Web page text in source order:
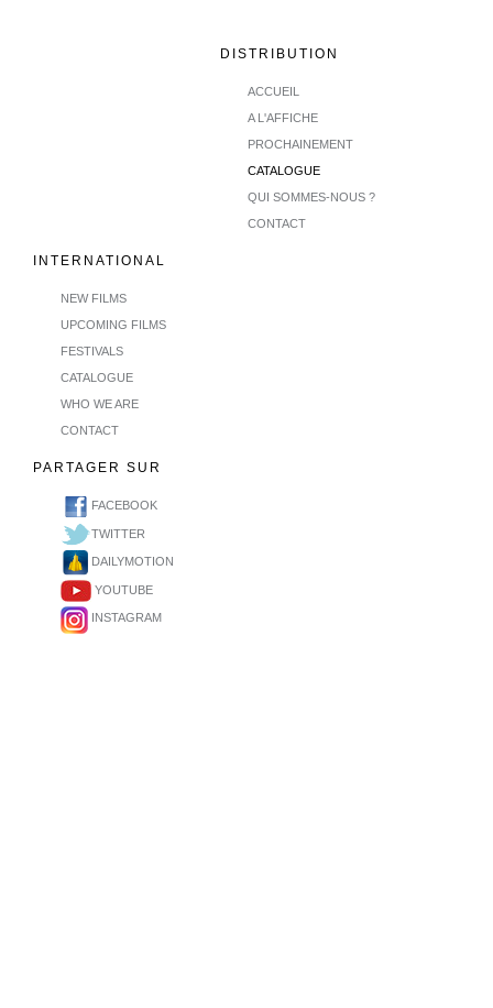
DISTRIBUTION
ACCUEIL
A L'AFFICHE
PROCHAINEMENT
CATALOGUE
QUI SOMMES-NOUS ?
CONTACT
INTERNATIONAL
NEW FILMS
UPCOMING FILMS
FESTIVALS
CATALOGUE
WHO WE ARE
CONTACT
PARTAGER SUR
FACEBOOK
TWITTER
DAILYMOTION
YOUTUBE
INSTAGRAM